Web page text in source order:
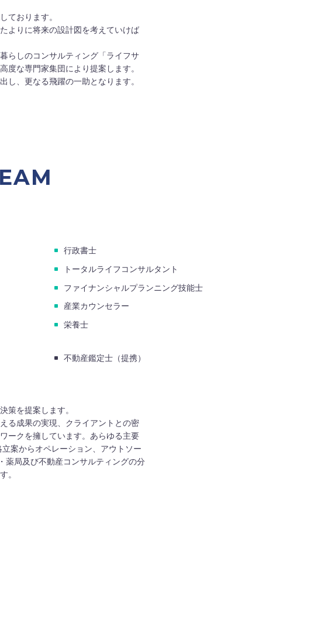
ております。
よりに将来の設計図を考えていけば
らしのコンサルティング「ライフサ
な専門家集団により提案します。
、更なる飛躍の一助となります。
行政書士
トータルライフコンサルタント
ファイナンシャルプランニング技能士
産業カウンセラー
栄養士
不動産鑑定士（提携）
策を提案します。
る成果の実現、クライアントとの密
ークを擁しています。あらゆる主要
案からオペレーション、アウトソー
薬局及び不動産コンサルティングの分
。